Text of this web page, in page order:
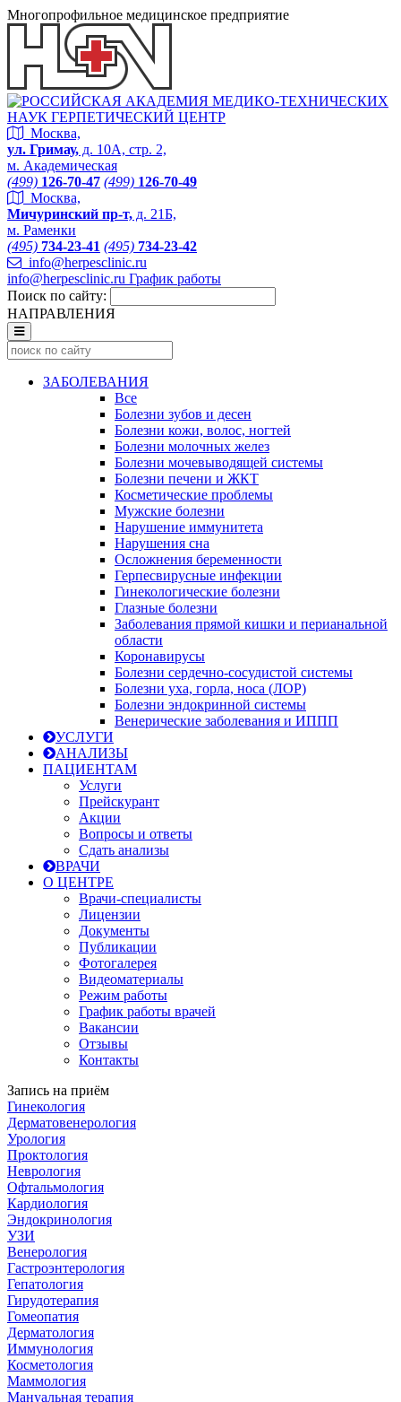
Многопрофильное медицинское предприятие
Москва,
ул. Гримау, д. 10А, стр. 2,
м. Академическая
(499) 126-70-47 (499) 126-70-49
Москва,
Мичуринский пр-т, д. 21Б,
м. Раменки
(495) 734-23-41 (495) 734-23-42
info@herpesclinic.ru
info@herpesclinic.ru График работы
Поиск по сайту:
НАПРАВЛЕНИЯ
ЗАБОЛЕВАНИЯ
Все
Болезни зубов и десен
Болезни кожи, волос, ногтей
Болезни молочных желез
Болезни мочевыводящей системы
Болезни печени и ЖКТ
Косметические проблемы
Мужские болезни
Нарушение иммунитета
Нарушения сна
Осложнения беременности
Герпесвирусные инфекции
Гинекологические болезни
Глазные болезни
Заболевания прямой кишки и перианальной
области
Коронавирусы
Болезни сердечно-сосудистой системы
Болезни уха, горла, носа (ЛОР)
Болезни эндокринной системы
Венерические заболевания и ИППП
УСЛУГИ
АНАЛИЗЫ
ПАЦИЕНТАМ
Услуги
Прейскурант
Акции
Вопросы и ответы
Сдать анализы
ВРАЧИ
О ЦЕНТРЕ
Врачи-специалисты
Лицензии
Документы
Публикации
Фотогалерея
Видеоматериалы
Режим работы
График работы врачей
Вакансии
Отзывы
Контакты
Запись на приём
Гинекология
Дерматовенерология
Урология
Проктология
Неврология
Офтальмология
Кардиология
Эндокринология
УЗИ
Венерология
Гастроэнтерология
Гепатология
Гирудотерапия
Гомеопатия
Дерматология
Иммунология
Косметология
Маммология
Мануальная терапия